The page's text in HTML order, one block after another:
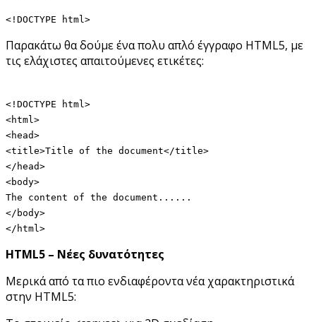
<!DOCTYPE html>
Παρακάτω θα δούμε ένα πολυ απλό έγγραφο HTML5, με
τις ελάχιστες απαιτούμενες ετικέτες:
<!DOCTYPE html>
<html>
<head>
<title>Title of the document</title>
</head>
<body>
The content of the document......
</body>
</html>
HTML5 – Νέες δυνατότητες
Μερικά από τα πιο ενδιαφέροντα νέα χαρακτηριστικά
στην HTML5: